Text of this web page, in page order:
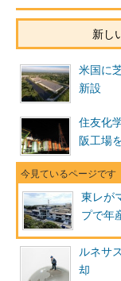
新し
米国に
新設
住友化
阪工場
東レが
プで年
ルネサ
却